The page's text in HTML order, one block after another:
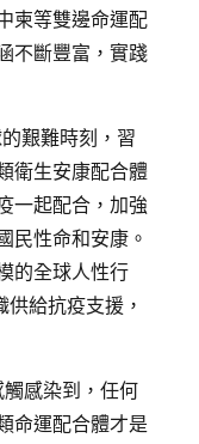
柬等雙邊命運配
不斷豐富，實踐
艱難時刻，習
衛生安康配合體
一起配合，加強
民性命和安康。
的全球人性行
給抗疫支援，
感染到，任何
命運配合體才是